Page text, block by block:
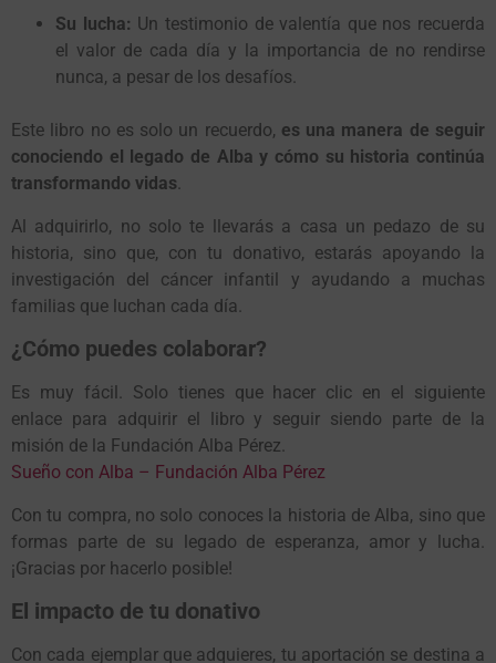
Su lucha: Un testimonio de valentía que nos recuerda
el valor de cada día y la importancia de no rendirse
nunca, a pesar de los desafíos.
Este libro no es solo un recuerdo, es una manera de seguir
conociendo el legado de Alba y cómo su historia continúa
transformando vidas.
Al adquirirlo, no solo te llevarás a casa un pedazo de su
historia, sino que, con tu donativo, estarás apoyando la
investigación del cáncer infantil y ayudando a muchas
familias que luchan cada día.
¿Cómo puedes colaborar?
Es muy fácil. Solo tienes que hacer clic en el siguiente
enlace para adquirir el libro y seguir siendo parte de la
misión de la Fundación Alba Pérez.
Sueño con Alba – Fundación Alba Pérez
Con tu compra, no solo conoces la historia de Alba, sino que
formas parte de su legado de esperanza, amor y lucha.
¡Gracias por hacerlo posible!
El impacto de tu donativo
Con cada ejemplar que adquieres, tu aportación se destina a